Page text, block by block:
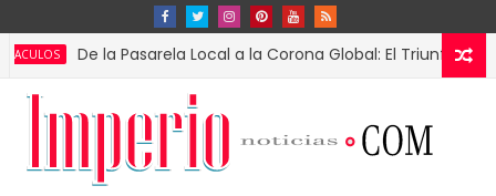
De la Pasarela Local a la Corona Global: El Triunfo de Fátima